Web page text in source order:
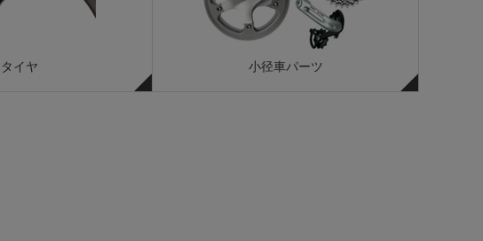
タイヤ 小径車パーツ